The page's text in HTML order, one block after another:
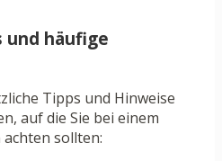
und häufige
Tipps und Hinweise
auf die Sie bei einem
sollten: